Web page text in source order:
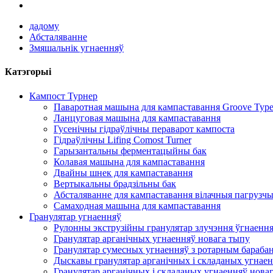
дадому
Абсталяванне
Змяшальнік угнаенняў
Катэгорыі
Кампост Турнер
Паваротная машына для кампаставання Groove Type
Ланцуговая машына для кампаставання
Гусенічны гідраўлічны пераварот кампоста
Гідраўлічны Lifing Comost Turner
Гарызантальны ферментацыйны бак
Колавая машына для кампаставання
Двайны шнек для кампаставання
Вертыкальны брадзільны бак
Абсталяванне для кампаставання вілачныя
Самаходная машына для кампаставання
Гранулятар угнаенняў
Рулонны экструзійны гранулятар злучэння
Гранулятар арганічных угнаенняў новага тыпу
Гранулятар сумесных угнаенняў з ротарным
Дыскавы гранулятар арганічных і складаных